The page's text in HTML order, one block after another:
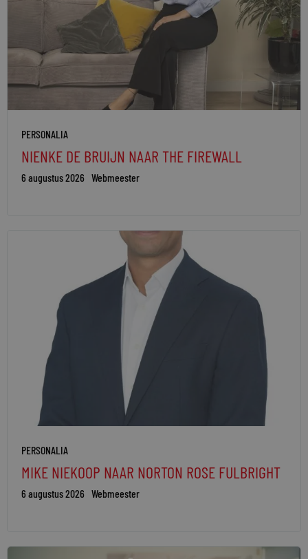
PERSONALIA
NIENKE DE BRUIJN NAAR THE FIREWALL
6 augustus 2026 Webmeester
PERSONALIA
MIKE NIEKOOP NAAR NORTON ROSE FULBRIGHT
6 augustus 2026 Webmeester